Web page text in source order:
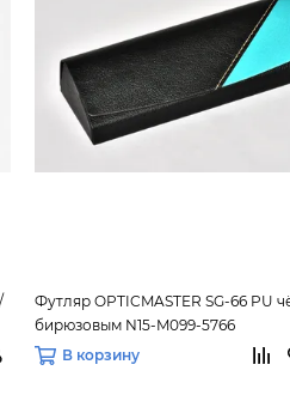
Футляр OPTICMASTER SG-66 PU
бирюзовым N15-M099-5766
В корзину